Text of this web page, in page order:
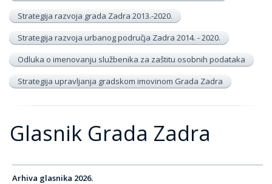
Strategija razvoja grada Zadra 2013.-2020.
Strategija razvoja urbanog područja Zadra 2014. - 2020.
Odluka o imenovanju službenika za zaštitu osobnih podataka
Strategija upravljanja gradskom imovinom Grada Zadra
Glasnik Grada Zadra
Arhiva glasnika 2026.